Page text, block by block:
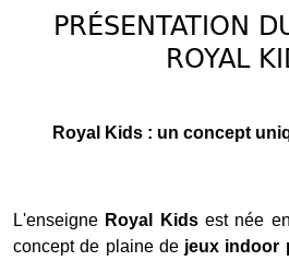
PRÉSENTATION
ROYAL
Royal Kids : un concept
L'enseigne Royal Kidsest née
concept de plaine dejeux indoor